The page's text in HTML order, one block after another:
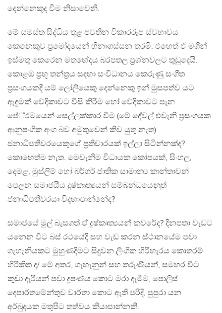
දෙන්නෙකුද වීම නිසාවෙනි.
මේ සමස්ත සිද්ධිය තුළ පවතින විකාරරූප ස්වභාවය
කෙනෙකුව ප‍්‍රමෝදයෙන් හිනාගස්සන තරමි. එහෙත් ඒ මගින්
ඉස්මතු කෙරෙන මතභේදය බරපතල ප‍්‍රශ්නවලට තුඩුදෙයි.
කොළඹ ප‍්‍රභූ තන්ත‍්‍රය සඳහා සංවිධානය කෙරුණු සංගීත
ප‍්‍රසංගයකදී යම් ලෝලියෙකු දෙන්නෙකු ඉන් මුසපත්ව යට
ඇඳුමක් වේදිකාවට වීසි කිරීම හෝ වේදිකාවට පැන
පේ‍්‍රමයෙන් සෙල්ලක්කාර වීම (මේ දේවල් එවැනි ප‍්‍රසංගයක
ආනුෂංගික අංග බව අමුතුවෙන් කිව යුතු නැත)
ජනාධිපතිවරයෙකුගේ ප‍්‍රතිචාරයක් ඉල්ලා සිටින්නක්ද?
කොහෙත්ම නැත. මෙවැනිම විධායක කෝපයක්, සිංහල,
දෙමළ, මුස්ලිම් හෝ බර්ගර් ජාතික සාමාන්‍ය කාන්තාවන්
පෙලන සමාජයීය දුෂ්කෘත්‍යයන් සම්බන්ධයෙනුත්
ජනාධිපතිවරයා විදහාපාන්නේද?
සමාජයේ මුල් බැසගත් ඒ දුෂ්කෘත්‍යයන් කවරේද? දිනපතා වැඩට
යනෙන විට බස් රථයේදී සහ වැඩ කරන ස්ථානයේම පවා
ගැහැනියකට මුහුණදීමට සිදුවන ලිංගික හිරිහැරය කොතරම්
හිරිකිත ද/ මේ අතර, ගැහැනුන් සහ තරුණියන්, සමහර විට
කුඩා දැරියන් පවා දූෂණය කොට මරා දැමීම, පොලිස්
දෙපාර්තමේන්තුව වාර්තා කොට ඇති පරිදි, පුපුරා යන
අර්බුදයක මතුපිට තත්වය කියාපාන්නකි.